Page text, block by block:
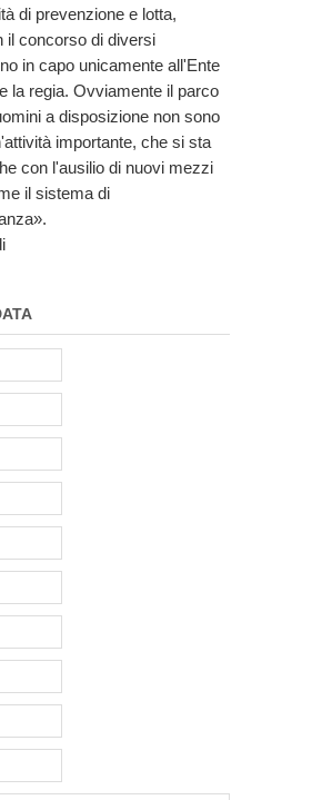
di prevenzione e lotta,
il concorso di diversi
in capo unicamente all'Ente
la regia. Ovviamente il parco
a disposizione non sono
importante, che si sta
con l'ausilio di nuovi mezzi
il sistema di